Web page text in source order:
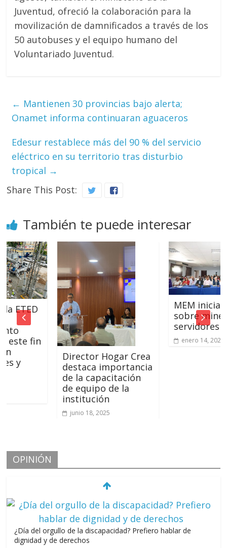
Juventud, ofreció la colaboración para la
movilización de damnificados a través de los
50 autobuses y el equipo humano del
Voluntariado Juventud.
← Mantienen 30 provincias bajo alerta;
Onamet informa continuaran aguaceros
Edesur restablece más del 90 % del servicio
eléctrico en su territorio tras disturbio
tropical →
Share This Post:
También te puede interesar
fin
Director Hogar Crea
destaca importancia
de la capacitación
de equipo de la
institución
junio 18, 2025
MEM inicia curso
sobre minería
servidores
enero 14, 2024
OPINIÓN
¿Día del orgullo de la discapacidad? Prefiero hablar de
dignidad y de derechos